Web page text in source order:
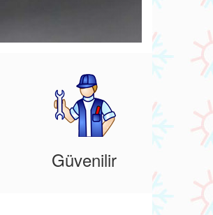
Güvenilir